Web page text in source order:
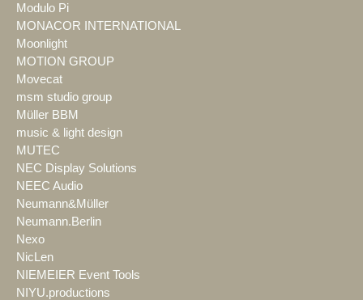
Modulo Pi
MONACOR INTERNATIONAL
Moonlight
MOTION GROUP
Movecat
msm studio group
Müller BBM
music & light design
MUTEC
NEC Display Solutions
NEEC Audio
Neumann&Müller
Neumann.Berlin
Nexo
NicLen
NIEMEIER Event Tools
NIYU.productions